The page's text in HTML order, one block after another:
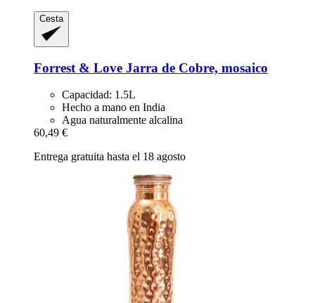
Cesta
Forrest & Love Jarra de Cobre, mosaico
Capacidad: 1.5L
Hecho a mano en India
Agua naturalmente alcalina
60,49 €
Entrega gratuita hasta el 18 agosto